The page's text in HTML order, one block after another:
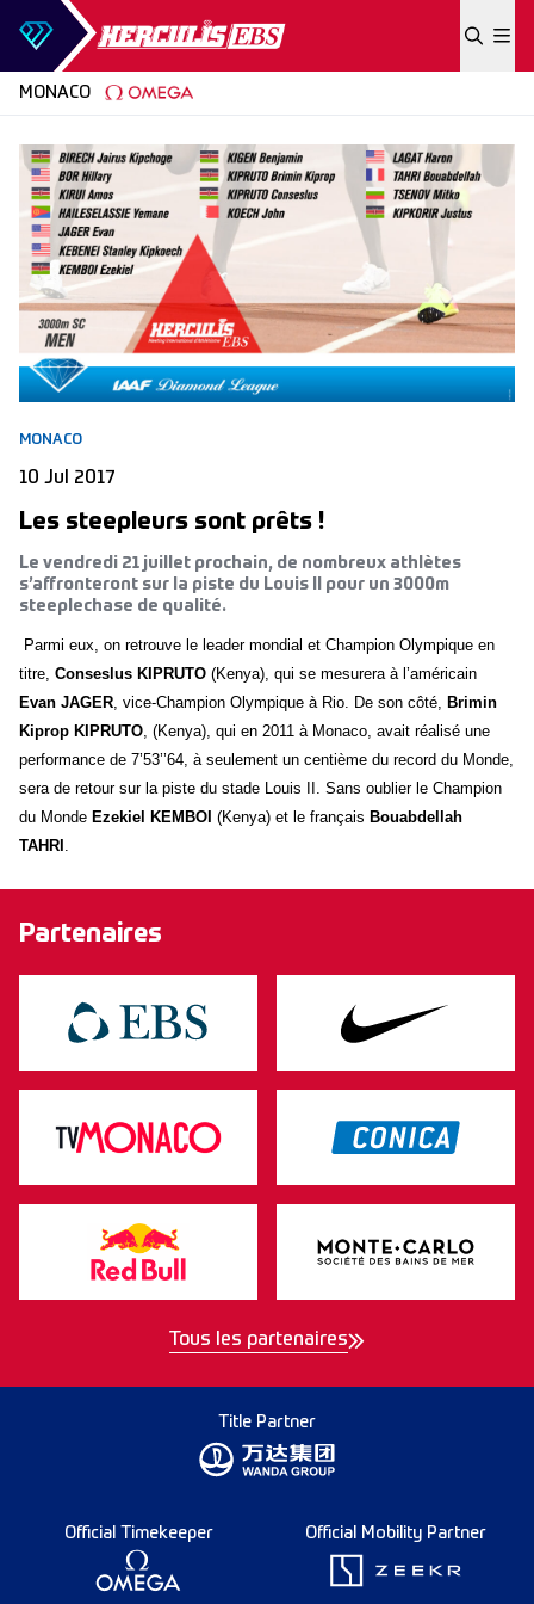
Skip to content
MONACO
MONACO
10 Jul 2017
Les steepleurs sont prêts !
Le vendredi 21 juillet prochain, de nombreux athlètes
s’affronteront sur la piste du Louis II pour un 3000m
steeplechase de qualité.
Parmi eux, on retrouve le leader mondial et Champion Olympique en
titre, Conseslus KIPRUTO (Kenya), qui se mesurera à l’américain
Evan JAGER , vice-Champion Olympique à Rio. De son côté, Brimin
Kiprop KIPRUTO , (Kenya), qui en 2011 à Monaco, avait réalisé une
performance de 7’53’’64, à seulement un centième du record du Monde,
sera de retour sur la piste du stade Louis II. Sans oublier le Champion
du Monde Ezekiel KEMBOI (Kenya) et le français Bouabdellah
TAHRI
Partenaires
Tous les partenaires
Title Partner
Official Timekeeper Official Mobility Partner